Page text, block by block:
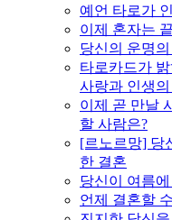
예언 타로가
이제 혼자는
당신의 운명
타로카드가
사랑과 인생
이제 곧 만날
할 사람은?
[르노르망] 당
한 결혼
당신이 여름
언제 결혼할